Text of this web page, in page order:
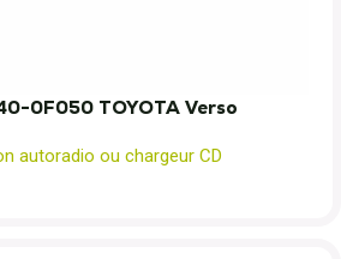
0F050 TOYOTA Verso
autoradio ou chargeur CD